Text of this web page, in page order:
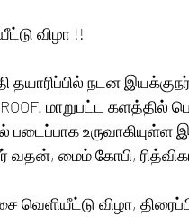
விழா !!
தயாரிப்பில் நடன
மாறுபட்ட
உருவாகியுள்ள
வதன், மைம் கோபி,
வெளியீட்டு விழா,